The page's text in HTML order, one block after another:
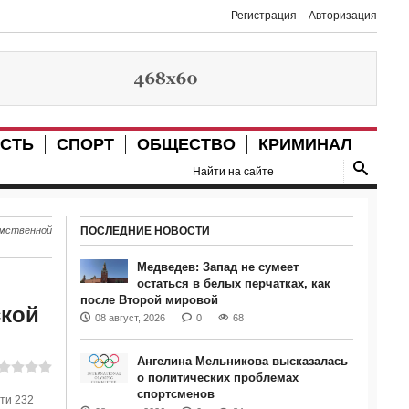
Регистрация Авторизация
СПОРТ ОБЩЕСТВО КРИМИНАЛ
232
ПОСЛЕДНИЕ НОВОСТИ
Медведев: Запад не сумеет
остаться в белых перчатках, как
после Второй мировой
08 август, 2026 0 68
Ангелина Мельникова высказалась
о политических проблемах
спортсменов